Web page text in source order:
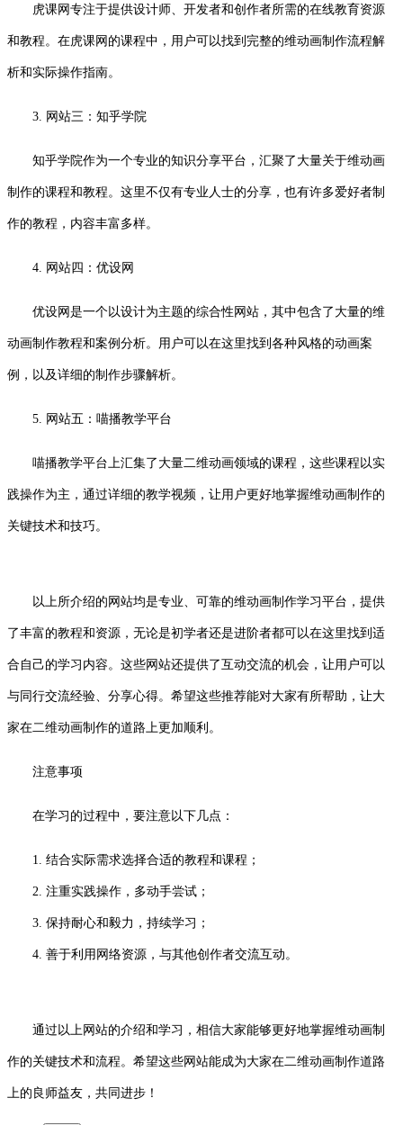
虎课网专注于提供设计师、开发者和创作者所需的在线教育资源
和教程。在虎课网的课程中，用户可以找到完整的维动画制作流程解
析和实际操作指南。
3. 网站三：知乎学院
知乎学院作为一个专业的知识分享平台，汇聚了大量关于维动画
制作的课程和教程。这里不仅有专业人士的分享，也有许多爱好者制
作的教程，内容丰富多样。
4. 网站四：优设网
优设网是一个以设计为主题的综合性网站，其中包含了大量的维
动画制作教程和案例分析。用户可以在这里找到各种风格的动画案
例，以及详细的制作步骤解析。
5. 网站五：喵播教学平台
喵播教学平台上汇集了大量二维动画领域的课程，这些课程以实
践操作为主，通过详细的教学视频，让用户更好地掌握维动画制作的
关键技术和技巧。
以上所介绍的网站均是专业、可靠的维动画制作学习平台，提供
了丰富的教程和资源，无论是初学者还是进阶者都可以在这里找到适
合自己的学习内容。这些网站还提供了互动交流的机会，让用户可以
与同行交流经验、分享心得。希望这些推荐能对大家有所帮助，让大
家在二维动画制作的道路上更加顺利。
注意事项
在学习的过程中，要注意以下几点：
1. 结合实际需求选择合适的教程和课程；
2. 注重实践操作，多动手尝试；
3. 保持耐心和毅力，持续学习；
4. 善于利用网络资源，与其他创作者交流互动。
通过以上网站的介绍和学习，相信大家能够更好地掌握维动画制
作的关键技术和流程。希望这些网站能成为大家在二维动画制作道路
上的良师益友，共同进步！